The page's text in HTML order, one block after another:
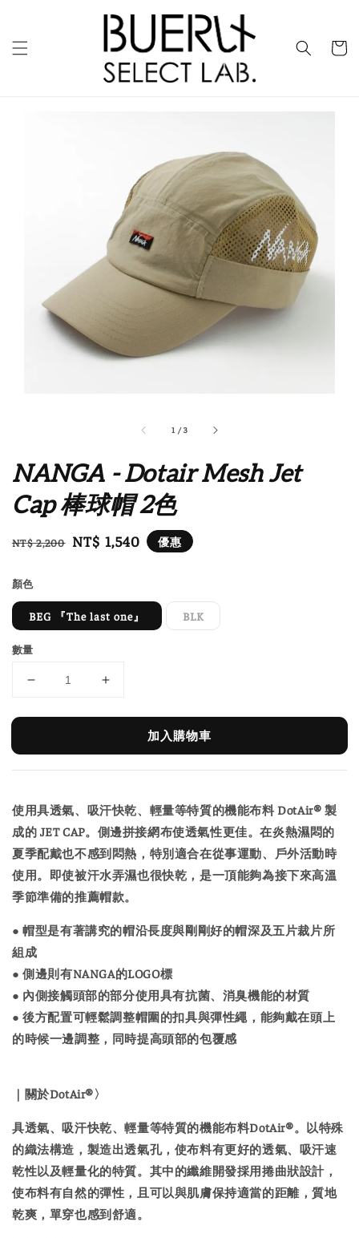
1 /3
NANGA - Dotair Mesh Jet
Cap 棒球帽 2色
Regular
NT$ 2,200 Sale
NT$ 1,540 優惠
顏色
BEG 『The last one』 BLK
數量
加入購物車
使用具透氣、吸汗快乾、輕量等特質的機能布料 DotAir® 製
成的 JET CAP。側邊拼接網布使透氣性更佳。在炎熱濕悶的
夏季配戴也不感到悶熱，特別適合在從事運動、戶外活動時
使用。即使被汗水弄濕也很快乾，是一頂能夠為接下來高溫
季節準備的推薦帽款。
● 帽型是有著講究的帽沿長度與剛剛好的帽深及五片裁片所
組成
● 側邊則有NANGA的LOGO標
● 內側接觸頭部的部分使用具有抗菌、消臭機能的材質
● 後方配置可輕鬆調整帽圍的扣具與彈性繩，能夠戴在頭上
的時候一邊調整，同時提高頭部的包覆感
｜關於DotAir®〉
具透氣、吸汗快乾、輕量等特質的機能布料DotAir®。以特殊
的織法構造，製造出透氣孔，使布料有更好的透氣、吸汗速
乾性以及輕量化的特質。其中的纖維開發採用捲曲狀設計，
使布料有自然的彈性，且可以與肌膚保持適當的距離，質地
乾爽，單穿也感到舒適。